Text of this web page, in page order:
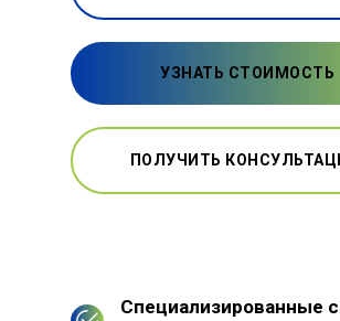
УЗНАТЬ СТОИМОСТЬ
ПОЛУЧИТЬ
Специализированные